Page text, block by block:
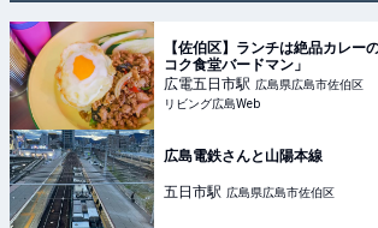
【佐伯区】ランチは絶品カレー
コク食堂バードマン」
広電五日市駅 広島県広島市佐伯区
リビング広島Web
広島電鉄さんと山陽本線
五日市駅 広島県広島市佐伯区